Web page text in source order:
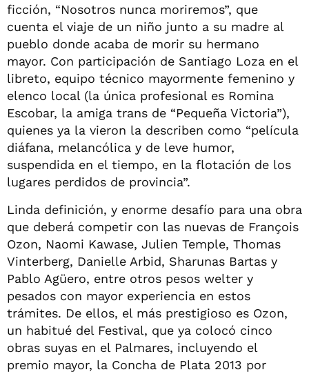
ficción, “Nosotros nunca moriremos”, que
cuenta el viaje de un niño junto a su madre al
pueblo donde acaba de morir su hermano
mayor. Con participación de Santiago Loza en el
libreto, equipo técnico mayormente femenino y
elenco local (la única profesional es Romina
Escobar, la amiga trans de “Pequeña Victoria”),
quienes ya la vieron la describen como “película
diáfana, melancólica y de leve humor,
suspendida en el tiempo, en la flotación de los
lugares perdidos de provincia”.
Linda definición, y enorme desafío para una obra
que deberá competir con las nuevas de François
Ozon, Naomi Kawase, Julien Temple, Thomas
Vinterberg, Danielle Arbid, Sharunas Bartas y
Pablo Agüero, entre otros pesos welter y
pesados con mayor experiencia en estos
trámites. De ellos, el más prestigioso es Ozon,
un habitué del Festival, que ya colocó cinco
obras suyas en el Palmares, incluyendo el
premio mayor, la Concha de Plata 2013 por